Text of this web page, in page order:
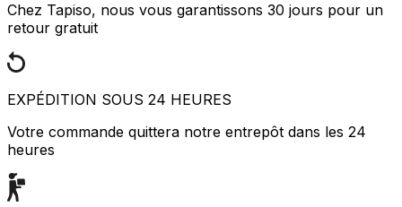
Chez Tapiso, nous vous garantissons 30 jours pour un
retour gratuit
EXPÉDITION SOUS 24 HEURES
Votre commande quittera notre entrepôt dans les 24
heures